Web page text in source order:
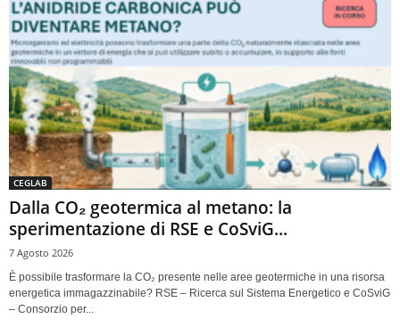
CEGLAB
Dalla CO₂ geotermica al metano: la
sperimentazione di RSE e CoSviG...
7 Agosto 2026
È possibile trasformare la CO₂ presente nelle aree geotermiche in una risorsa
energetica immagazzinabile? RSE – Ricerca sul Sistema Energetico e CoSviG
– Consorzio per...